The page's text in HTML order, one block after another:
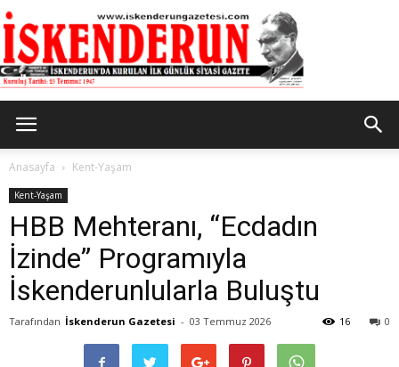
Gazetesi
Anasayfa Kent-Yaşam
Kent-Yaşam
HBB Mehteranı, “Ecdadın
İzinde” Programıyla
İskenderunlularla Buluştu
Tarafından İskenderun Gazetesi - 03 Temmuz 2026 0
16